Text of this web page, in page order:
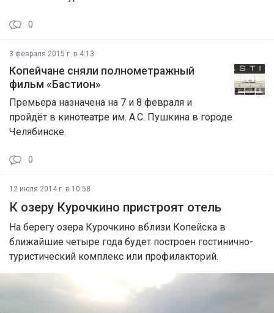
0
3 февраля 2015 г. в 4:13
Копейчане сняли полнометражный
фильм «Бастион»
Премьера назначена на 7 и 8 февраля и
пройдёт в кинотеатре им. А.С. Пушкина в городе
Челябинске.
0
12 июля 2014 г. в 10:58
К озеру Курочкино пристроят отель
На берегу озера Курочкино вблизи Копейска в
ближайшие четыре года будет построен гостинично-
туристический комплекс или профилакторий.